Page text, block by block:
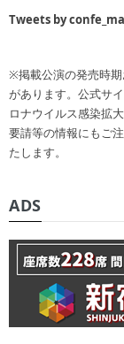
Tweets by
※掲載公演の発売時
があります。公式サ
ロナウイルス感染拡
要請等の情報にもご
たします。
ADS